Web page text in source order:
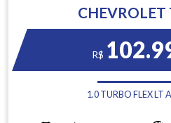
CHEVROLET
R$
1.0 TURBO FLEX LT